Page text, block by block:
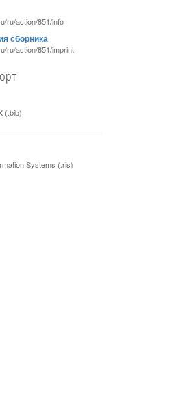
ru/action/851/info
сборника
ru/action/851/imprint
(.bib)
Systems (.ris)